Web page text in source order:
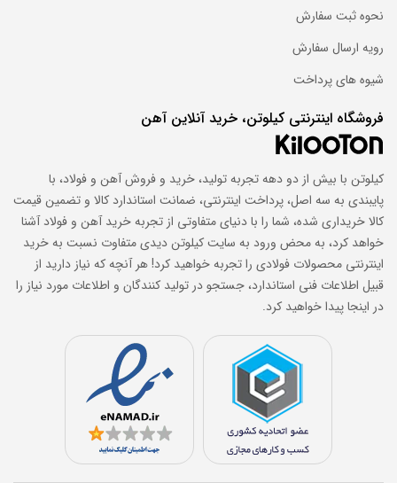
نحوه ثبت سفارش
رویه ارسال سفارش
شیوه های پرداخت
فروشگاه اینترنتی کیلوتن، خرید آنلاین آهن
کیلوتن با بیش از دو دهه تجربه تولید، خرید و فروش آهن و فولاد، با
پایبندی به سه اصل، پرداخت اینترنتی، ضمانت استاندارد کالا و تضمین قیمت
کالا خریداری شده، شما را با دنیای متفاوتی از تجربه خرید آهن و فولاد آشنا
خواهد کرد، به محض ورود به سایت کیلوتن دیدی متفاوت نسبت به خرید
اینترنتی محصولات فولادی را تجربه خواهید کرد! هر آنچه که نیاز دارید از
قبیل اطلاعات فنی استاندارد، جستجو در تولید کنندگان و اطلاعات مورد نیاز را
در اینجا پیدا خواهید کرد.